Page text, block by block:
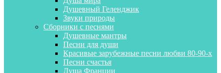
Душевный Геленджик
Звуки природы
Сборники с песнями
Душевные мантры
Песни для души
Красивые зарубежные песни любви 80-90-х
Песни счастья
Душа Франции